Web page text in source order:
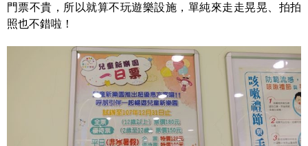
門票不貴，所以就算不玩遊樂設施，單純來走走晃晃、拍拍
照也不錯啦！